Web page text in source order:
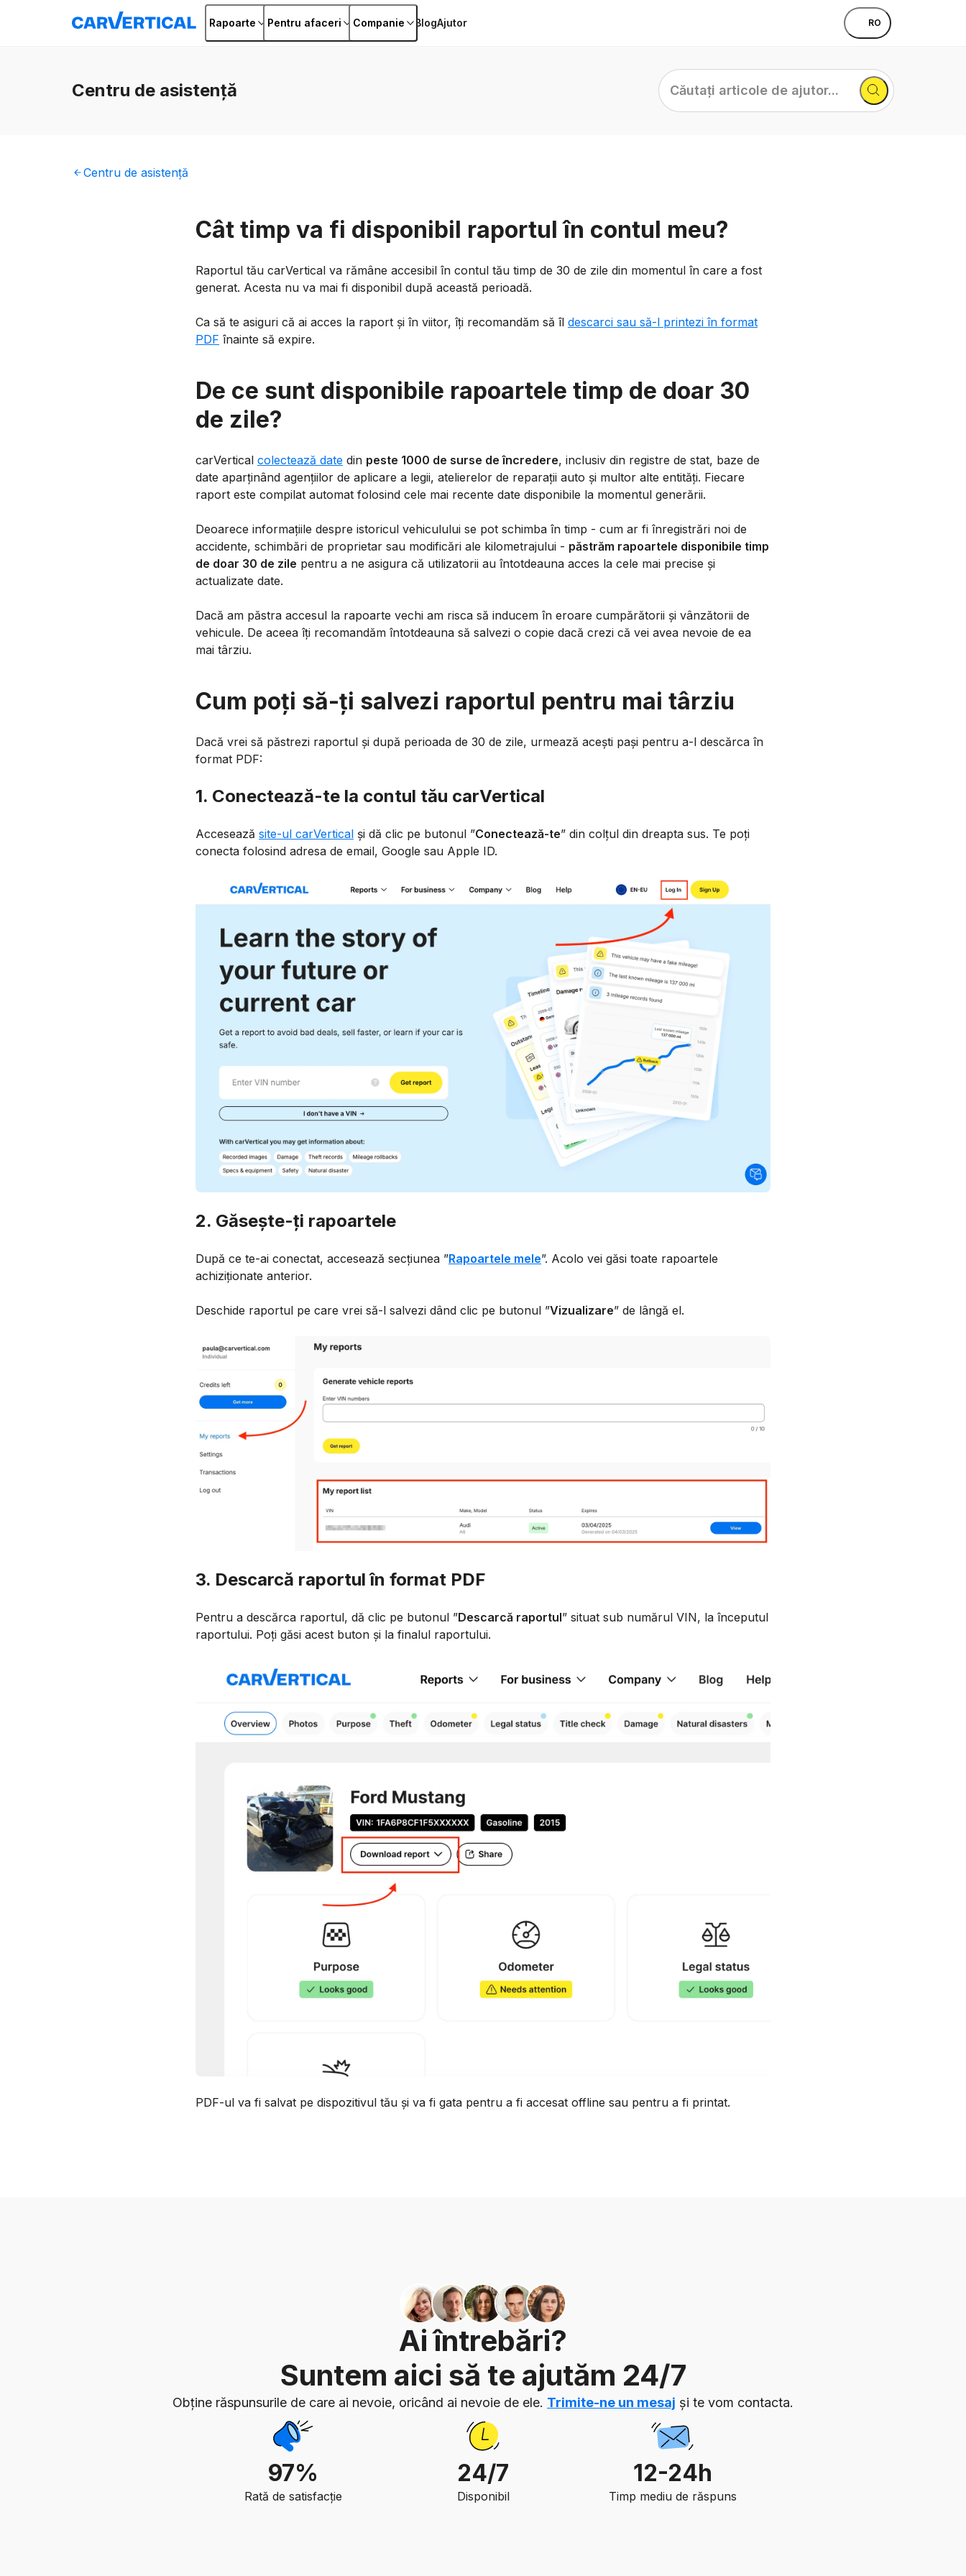
Rapoarte Pentru afaceri Companie BlogAjutor RO
Centru de asistență
Căutați
articole
de
Centru de asistență
Cât timp va fi disponibil raportul în contul meu?
Raportul tău carVertical va rămâne accesibil în contul tău timp de 30 de zile din momentul în care a fost
generat. Acesta nu va mai fi disponibil după această perioadă.
Ca să te asiguri că ai acces la raport și în viitor, îți recomandăm să îl descarci sau să-l printezi în format
PDF înainte să expire.
De ce sunt disponibile rapoartele timp de doar 30
de zile?
carVertical colectează date din peste 1000 de surse de încredere, inclusiv din registre de stat, baze de
date aparținând agențiilor de aplicare a legii, atelierelor de reparații auto și multor alte entități. Fiecare
raport este compilat automat folosind cele mai recente date disponibile la momentul generării.
Deoarece informațiile despre istoricul vehiculului se pot schimba în timp - cum ar fi înregistrări noi de
accidente, schimbări de proprietar sau modificări ale kilometrajului - păstrăm rapoartele disponibile timp
de doar 30 de zile pentru a ne asigura că utilizatorii au întotdeauna acces la cele mai precise și
actualizate date.
Dacă am păstra accesul la rapoarte vechi am risca să inducem în eroare cumpărătorii și vânzătorii de
vehicule. De aceea îți recomandăm întotdeauna să salvezi o copie dacă crezi că vei avea nevoie de ea
mai târziu.
Cum poți să-ți salvezi raportul pentru mai târziu
Dacă vrei să păstrezi raportul și după perioada de 30 de zile, urmează acești pași pentru a-l descărca în
format PDF:
1. Conectează-te la contul tău carVertical
Accesează site-ul carVertical și dă clic pe butonul ”Conectează-te” din colțul din dreapta sus. Te poți
conecta folosind adresa de email, Google sau Apple ID.
2. Găsește-ți rapoartele
După ce te-ai conectat, accesează secțiunea ”Rapoartele mele”. Acolo vei găsi toate rapoartele
achiziționate anterior.
Deschide raportul pe care vrei să-l salvezi dând clic pe butonul ”Vizualizare” de lângă el.
3. Descarcă raportul în format PDF
Pentru a descărca raportul, dă clic pe butonul ”Descarcă raportul” situat sub numărul VIN, la începutul
raportului. Poți găsi acest buton și la finalul raportului.
PDF-ul va fi salvat pe dispozitivul tău și va fi gata pentru a fi accesat offline sau pentru a fi printat.
Ai întrebări?
Suntem aici să te ajutăm 24/7
Obține răspunsurile de care ai nevoie, oricând ai nevoie de ele. Trimite-ne un mesaj și te vom contacta.
97%
Rată de satisfacție
24/7
Disponibil
12-24h
Timp mediu de răspuns